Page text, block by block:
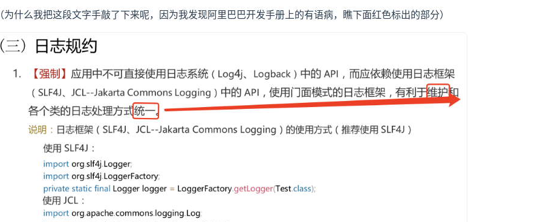
（为什么我把这段文字手敲了下来呢，因为我发现阿里巴巴开发手册上的有语病，瞧下面红色标出的部分）